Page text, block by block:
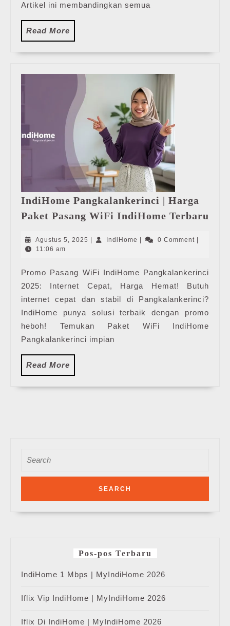
Artikel ini membandingkan semua
Read More
More
IndiHome Pangkalankerinci | Harga
Paket Pasang WiFi IndiHome Terbaru
Agustus 5, 2025 Agustus
| IndiHome IndiHome
| 0 Comment |
11:06 am
Promo Pasang WiFi IndiHome Pangkalankerinci
2025: Internet Cepat, Harga Hemat! Butuh
internet cepat dan stabil di Pangkalankerinci?
IndiHome punya solusi terbaik dengan promo
heboh! Temukan Paket WiFi IndiHome
Pangkalankerinci impian
Read More
More
for:
Pos-pos Terbaru
IndiHome 1 Mbps | MyIndiHome 2026
Iflix Vip IndiHome | MyIndiHome 2026
Iflix Di IndiHome | MyIndiHome 2026